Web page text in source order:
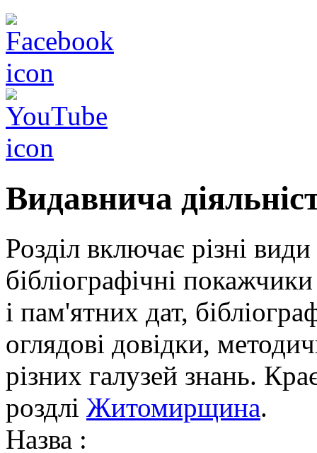
Видавнича
Розділ включає різні
бібліографічні
і пам'ятних дат,
оглядові довідки,
різних галузей знань.
роздлі Житомирщина.
Назва :